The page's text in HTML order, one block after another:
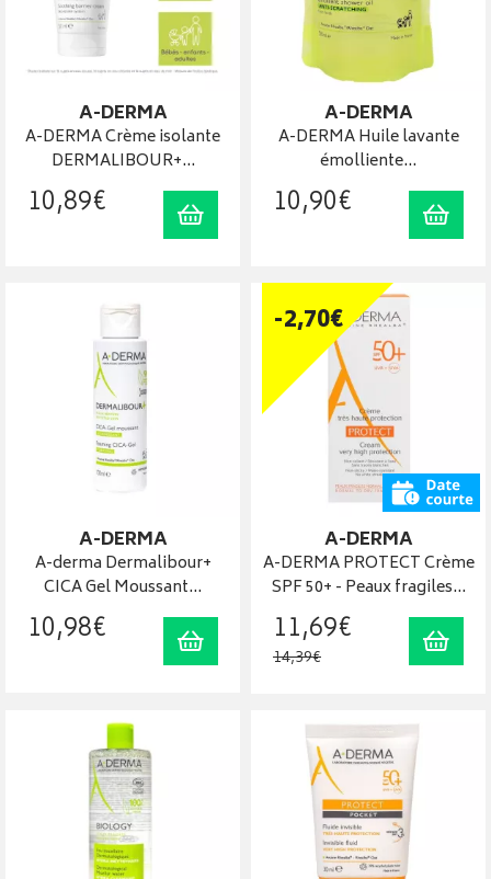
A-DERMA
A-DERMA Crème isolante
DERMALIBOUR+…
10,89€ Ajouter au panier
A-DERMA
A-DERMA Huile lavante
émolliente…
10,90€
A-DERMA
A-derma Dermalibour+
CICA Gel Moussant…
10,98€ Ajouter au panier
A-DERMA
A-DERMA PROTECT Crème
SPF 50+ - Peaux fragiles…
11,69€
14,39€
-2,70€